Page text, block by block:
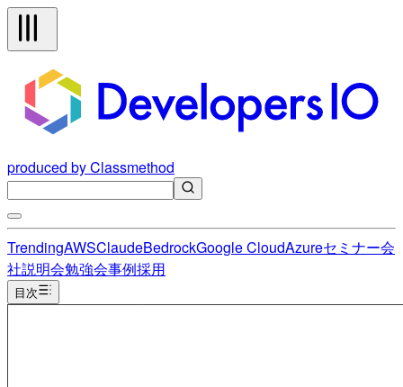
produced by Classmethod
TrendingAWSClaudeBedrockGoogle CloudAzureセミナー会
社説明会勉強会事例採用
目次